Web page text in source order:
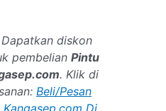
Dapatkan diskon
pembelianPintu
. Klik di
Beli/Pesan